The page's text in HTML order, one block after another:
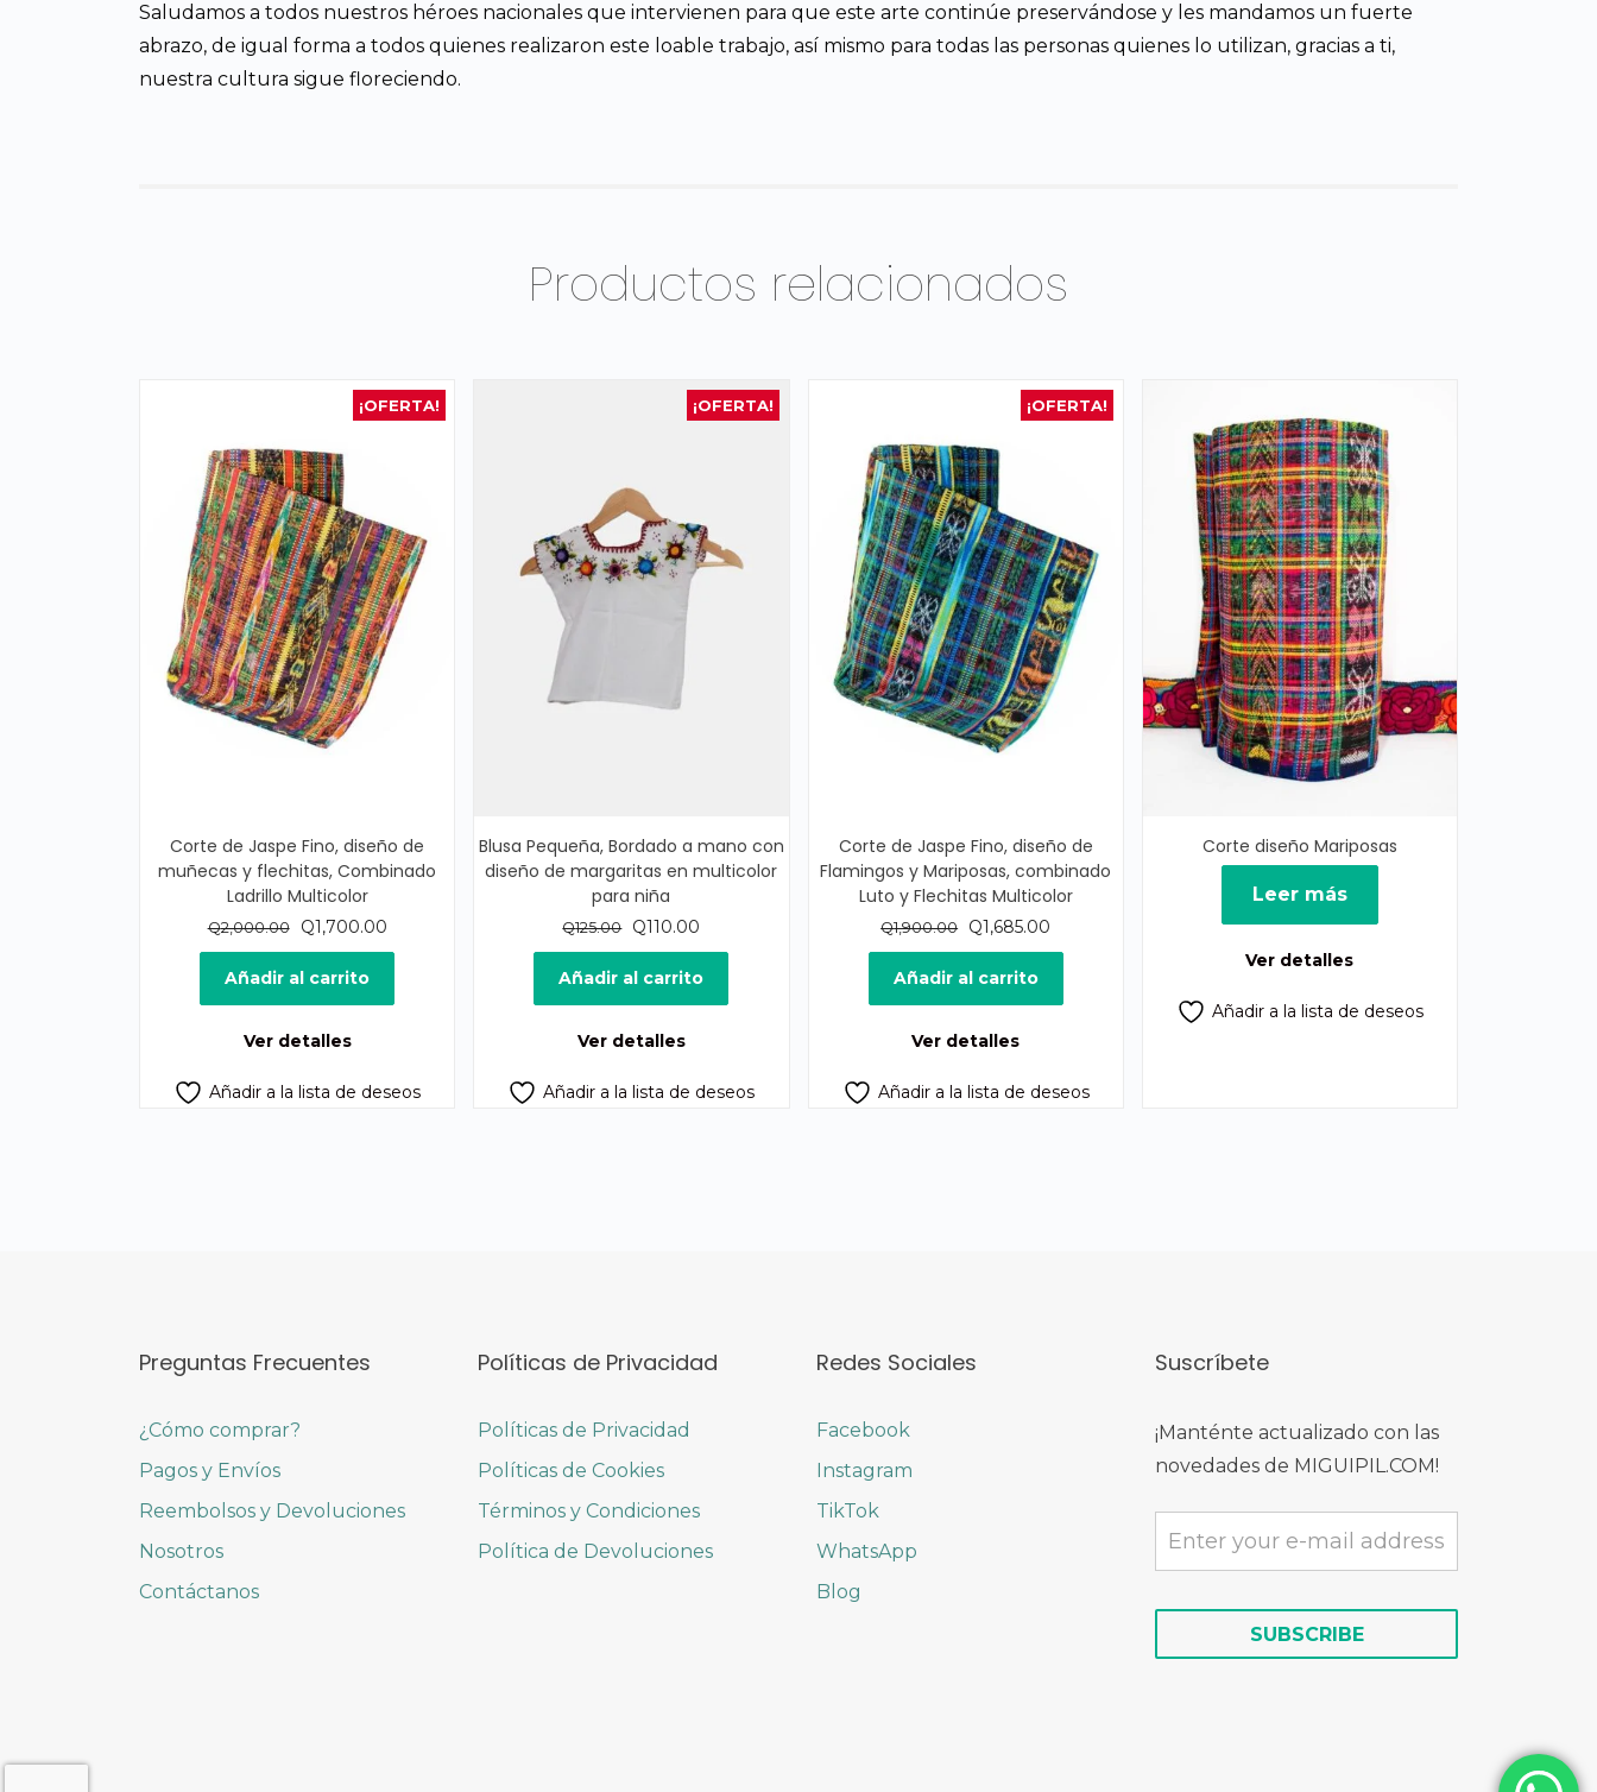
Saludamos a todos nuestros héroes nacionales que intervienen para que este arte continúe preservándose y les mandamos un fuerte
abrazo, de igual forma a todos quienes realizaron este loable trabajo, así mismo para todas las personas quienes lo utilizan, gracias a ti,
nuestra cultura sigue floreciendo.
Productos relacionados
¡OFERTA!
Corte de Jaspe Fino, diseño de
muñecas y flechitas, Combinado
Ladrillo Multicolor
Q2,000.00
El
precio
original
era:
Q1,700.00El
precio
es:
Añadir al carrito
Ver detalles
Añadir a la lista de deseos
¡OFERTA!
Blusa Pequeña, Bordado a mano con
diseño de margaritas en multicolor
para niña
Q125.00
El
precio
original
era:
Q110.00
precio
actual
es:
Añadir al carrito
Ver detalles
Añadir a la lista de deseos
¡OFERTA!
Corte de Jaspe Fino, diseño de
Flamingos y Mariposas, combinado
Luto y Flechitas Multicolor
Q1,900.00
El
precio
original
era:
Q1,685.00
precio
es:
Añadir al carrito
Ver detalles
Añadir a la lista de deseos
Corte diseño Mariposas
Leer más
Ver detalles
Añadir a la lista de deseos
Preguntas Frecuentes
¿Cómo comprar?
Pagos y Envíos
Reembolsos y Devoluciones
Nosotros
Contáctanos
Políticas de Privacidad
Políticas de Privacidad
Políticas de Cookies
Términos y Condiciones
Política de Devoluciones
Redes Sociales
Facebook
Instagram
TikTok
WhatsApp
Blog
Suscríbete
¡Manténte actualizado con las
novedades de MIGUIPIL.COM!